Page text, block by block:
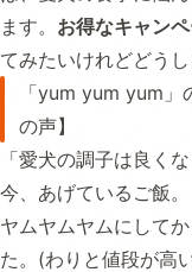
ます。 お得なキャン
てみたいけれどどう
「yum yum yum
の声】
「愛犬の調子は良く
今、あげているご飯。
ヤムヤムヤムにして
た。(わりと値段が高